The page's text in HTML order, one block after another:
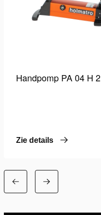
Handpomp PA 04 H 2
Zie details